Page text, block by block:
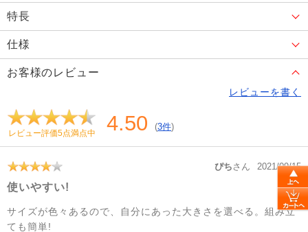
特長
仕様
お客様のレビュー
レビューを書く
レビュー評価5点満点中 4.50 (3件)
ぴちさん 2021/09/15
使いやすい!
サイズが色々あるので、自分にあった大きさを選べる。組み立
ても簡単!